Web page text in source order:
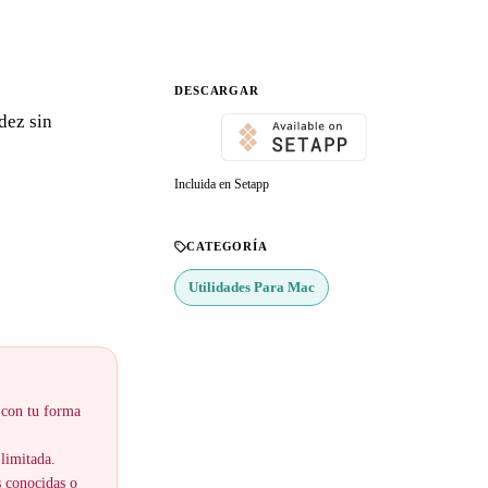
sin
con tu forma
limitada.
conocidas o
DESCARGAR
Incluida en Setapp
CATEGORÍA
Utilidades Para Mac